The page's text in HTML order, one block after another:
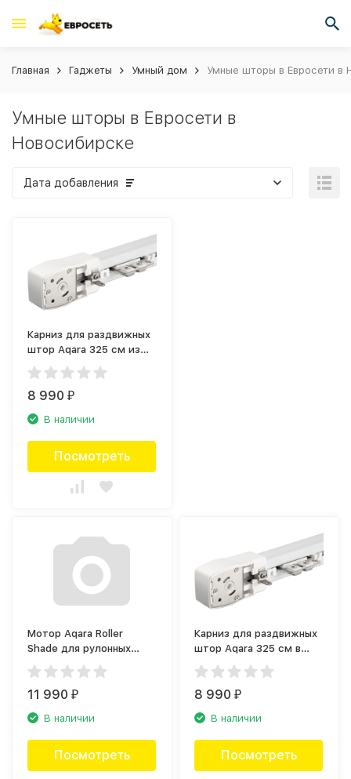
Главная Гаджеты Умный дом Умные шторы в Евросети в
Умные шторы в Евросети в
Новосибирске
Дата добавления
Карниз для раздвижных
штор Aqara 325 см из
центра (325M)
8 990₽
В наличии
Посмотреть
Мотор Aqara Roller
Shade для рулонных
штор Белый (SRSC-M01)
11 990₽
В наличии
Посмотреть
Карниз для раздвижных
штор Aqara 325 см в
сторону (325S)
8 990₽
В наличии
Посмотреть